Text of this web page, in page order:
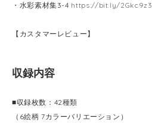
・水彩素材集3-4 https://bit.ly/2Gkc9z3
【カスタマーレビュー】
収録内容
■収録枚数：42種類
（6絵柄 7カラーバリエーション）